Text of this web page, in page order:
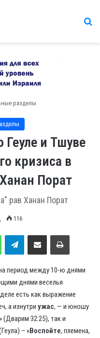
разделы
Геуле и Тшуве
кризиса в
Порат
рав Ханан Порат
116
Telegram
период между 10-ю днями
днями веселья
есть как выражение
а изнутри ужас, — и юношу
(Дварим 32:25), так и
– «Воспойте, племена,